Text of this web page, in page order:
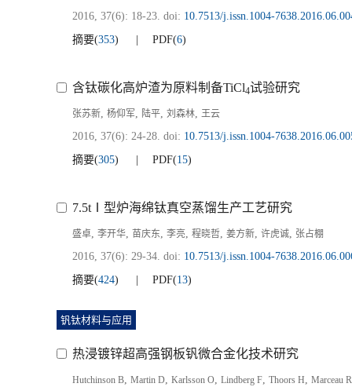
2016, 37(6): 18-23. doi: 10.7513/j.issn.1004-
摘要(353) PDF(6)
含钛碳化高炉渣为原料制备TiCl4试验研究
张苏新, 杨仰军, 陆平, 刘森林, 王云
2016, 37(6): 24-28. doi: 10.7513/j.issn.1004-
摘要(305) PDF(15)
7.5tⅠ型炉海绵钛真空蒸馏生产工艺研究
盛卓, 李开华, 苗庆东, 李亮, 程晓哲, 姜方新, 许虎诚, 张占棚
2016, 37(6): 29-34. doi: 10.7513/j.issn.1004-
摘要(424) PDF(13)
钒钛材料与应用
热浸镀锌超高强钢板钒微合金化技术研究
Hutchinson B, Martin D, Karlsson O, Lindberg F, Thoors H, Marceau